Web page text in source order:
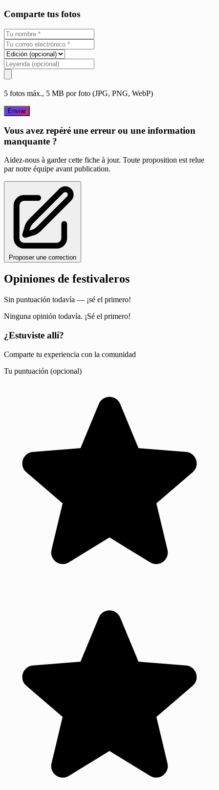
Comparte tus fotos
5 fotos máx., 5 MB por foto (JPG, PNG, WebP)
Enviar
Vous avez repéré une erreur ou une information
manquante ?
Aidez-nous à garder cette fiche à jour. Toute proposition est relue
par notre équipe avant publication.
Proposer une correction
Opiniones de festivaleros
Sin puntuación todavía — ¡sé el primero!
Ninguna opinión todavía. ¡Sé el primero!
¿Estuviste allí?
Comparte tu experiencia con la comunidad
Tu puntuación (opcional)